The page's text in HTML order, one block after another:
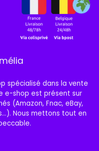
spécialisé dans la vente
e-shop est présent sur
(Amazon, Fnac, eBay,
Nous mettons tout en